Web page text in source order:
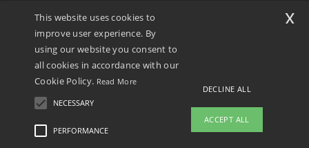
We ship with
This website uses cookies to
improve user experience. By
using our website you consent to
all cookies in accordance with our
Cookie Policy. Read More
NECESSARY
PERFORMANCE
DECLINE ALL
ACCEPT ALL
x